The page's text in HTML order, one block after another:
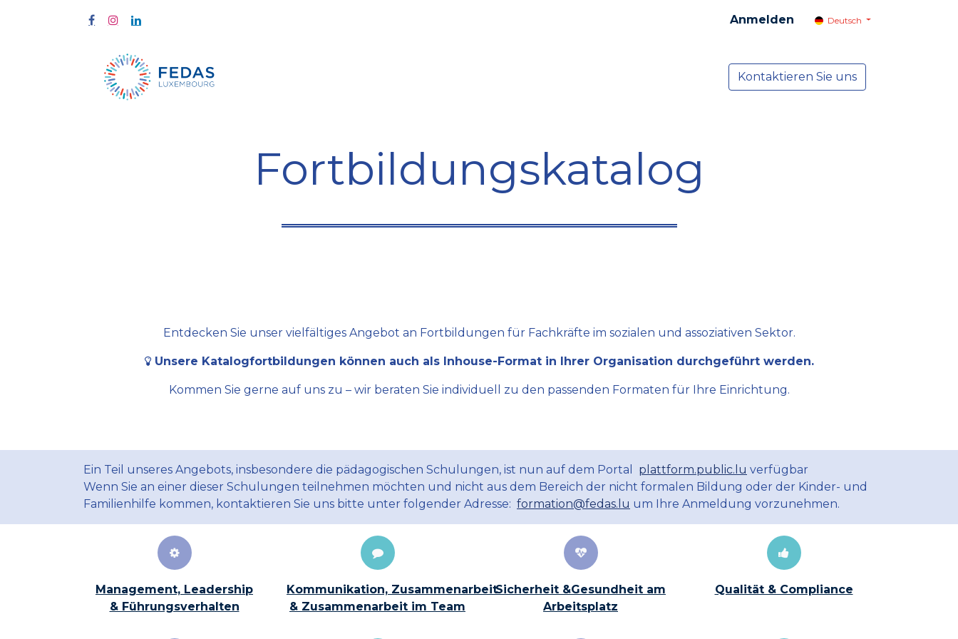
Anmelden Deutsch
NEWS
Kontaktieren Sie uns
Fortbildungskatalog
Entdecken Sie unser vielfältiges Angebot an Fortbildungen für Fachkräfte im sozialen und assoziativen Sektor.
Unsere Katalogfortbildungen können auch als Inhouse-Format in Ihrer Organisation durchgeführt werden.
Kommen Sie gerne auf uns zu – wir beraten Sie individuell zu den passenden Formaten für Ihre Einrichtung.
Ein Teil unseres Angebots, insbesondere die pädagogischen Schulungen, ist nun auf dem Portal plattform.public.lu verfügbar
Wenn Sie an einer dieser Schulungen teilnehmen möchten und nicht aus dem Bereich der nicht formalen Bildung oder der Kinder- und
Familienhilfe kommen, kontaktieren Sie uns bitte unter folgender Adresse: formation@fedas.lu um Ihre Anmeldung vorzunehmen.
Management, Leadership
& Führungsverhalten
Kommunikation, Zusammenarbeit
& Zusammenarbeit im Team
Sicherheit &Gesundheit am
Arbeitsplatz
Qualität & Compliance